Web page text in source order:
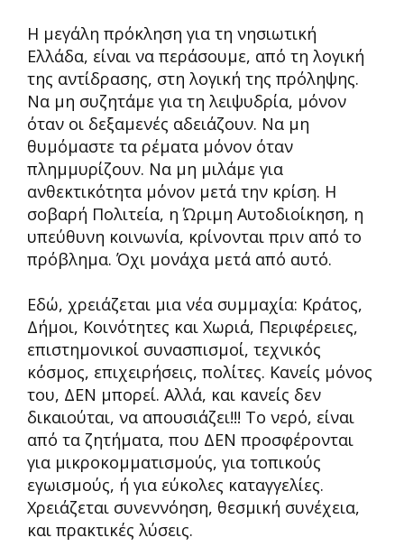
Η μεγάλη πρόκληση για τη νησιωτική
Ελλάδα, είναι να περάσουμε, από τη λογική
της αντίδρασης, στη λογική της πρόληψης.
Να μη συζητάμε για τη λειψυδρία, μόνον
όταν οι δεξαμενές αδειάζουν. Να μη
θυμόμαστε τα ρέματα μόνον όταν
πλημμυρίζουν. Να μη μιλάμε για
ανθεκτικότητα μόνον μετά την κρίση. Η
σοβαρή Πολιτεία, η Ώριμη Αυτοδιοίκηση, η
υπεύθυνη κοινωνία, κρίνονται πριν από το
πρόβλημα. Όχι μονάχα μετά από αυτό.
Εδώ, χρειάζεται μια νέα συμμαχία: Κράτος,
Δήμοι, Κοινότητες και Χωριά, Περιφέρειες,
επιστημονικοί συνασπισμοί, τεχνικός
κόσμος, επιχειρήσεις, πολίτες. Κανείς μόνος
του, ΔΕΝ μπορεί. Αλλά, και κανείς δεν
δικαιούται, να απουσιάζει!!! Το νερό, είναι
από τα ζητήματα, που ΔΕΝ προσφέρονται
για μικροκομματισμούς, για τοπικούς
εγωισμούς, ή για εύκολες καταγγελίες.
Χρειάζεται συνεννόηση, θεσμική συνέχεια,
και πρακτικές λύσεις.